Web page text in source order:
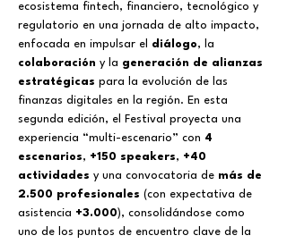
ecosistema fintech, financiero, tecnológico y
regulatorio en una jornada de alto impacto,
enfocada en impulsar el diálogo, la
colaboración y la generación de alianzas
estratégicas para la evolución de las
finanzas digitales en la región. En esta
segunda edición, el Festival proyecta una
experiencia “multi-escenario” con 4
escenarios, +150 speakers, +40
actividades y una convocatoria de más de
2.500 profesionales (con expectativa de
asistencia +3.000), consolidándose como
uno de los puntos de encuentro clave de la